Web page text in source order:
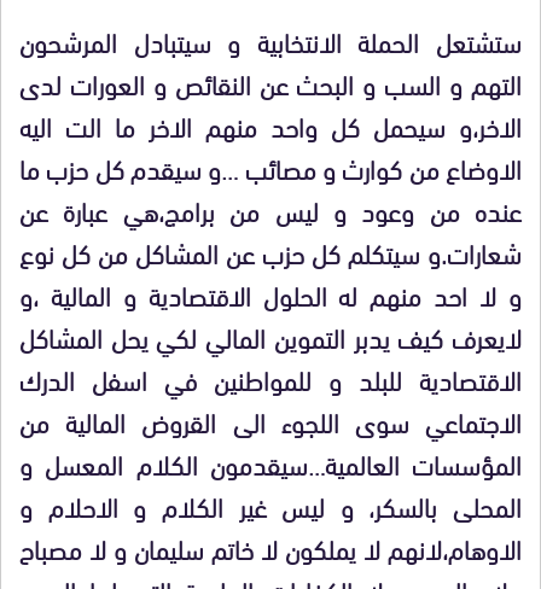
ستشتعل الحملة الانتخابية و سيتبادل المرشحون
التهم و السب و البحث عن النقائص و العورات لدى
الاخر،و سيحمل كل واحد منهم الاخر ما الت اليه
الاوضاع من كوارث و مصائب …و سيقدم كل حزب ما
عنده من وعود و ليس من برامج،هي عبارة عن
شعارات.و سيتكلم كل حزب عن المشاكل من كل نوع
و لا احد منهم له الحلول الاقتصادية و المالية ،و
لايعرف كيف يدبر التموين المالي لكي يحل المشاكل
الاقتصادية للبلد و للمواطنين في اسفل الدرك
الاجتماعي سوى اللجوء الى القروض المالية من
المؤسسات العالمية…سيقدمون الكلام المعسل و
المحلى بالسكر، و ليس غير الكلام و الاحلام و
الاوهام،لانهم لا يملكون لا خاتم سليمان و لا مصباح